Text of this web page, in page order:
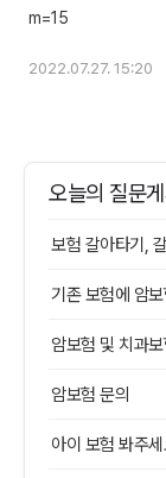
2022.07.27. 15:20
오늘의 질문
보험 갈아타기,
기존 보험에 암
암보험 및 치과
암보험 문의
아이 보험 봐주